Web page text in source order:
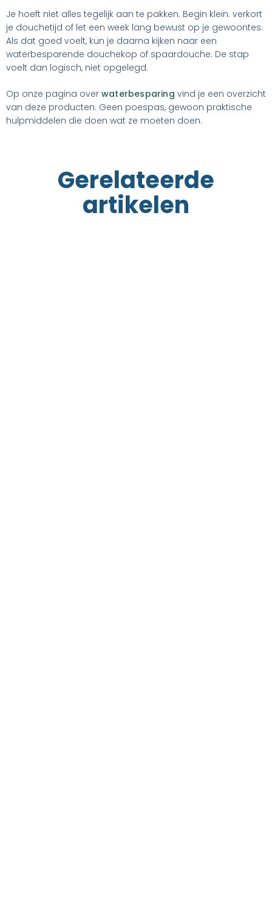
Je hoeft niet alles tegelijk aan te pakken. Begin klein: verkort
je douchetijd of let een week lang bewust op je gewoontes.
Als dat goed voelt, kun je daarna kijken naar een
waterbesparende douchekop of spaardouche. De stap
voelt dan logisch, niet opgelegd.
Op onze pagina over waterbesparing vind je een overzicht
van deze producten. Geen poespas, gewoon praktische
hulpmiddelen die doen wat ze moeten doen.
Gerelateerde
artikelen